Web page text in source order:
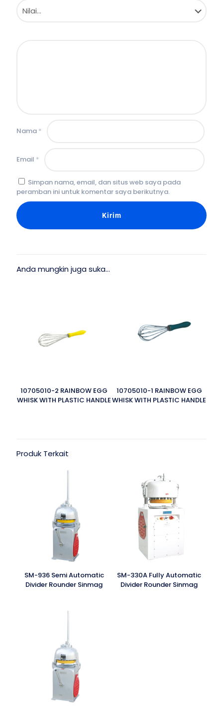
Nama *
Email *
Simpan nama, email, dan situs web saya pada
peramban ini untuk komentar saya berikutnya.
Anda mungkin juga suka…
10705010-2 RAINBOW EGG
WHISK WITH PLASTIC HANDLE
10705010-1 RAINBOW EGG
WHISK WITH PLASTIC HANDLE
Produk Terkait
SM-936 Semi Automatic
Divider Rounder Sinmag
SM-330A Fully Automatic
Divider Rounder Sinmag